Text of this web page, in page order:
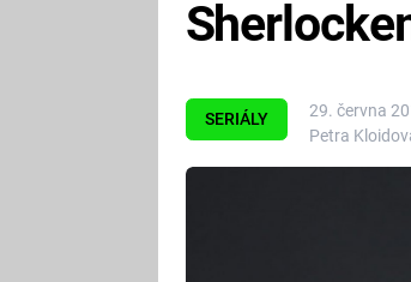
SERIÁLY
29. června
Petra